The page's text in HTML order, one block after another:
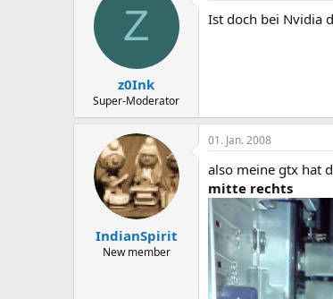
Z
z0Ink
Super-Moderator
Ist doch bei Nvidia
IndianSpirit
New member
01. Jan. 2008
also meine gtx hat
mitte rechts